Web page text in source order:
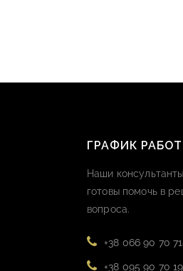
ГРАФИК
Наши
готовы помочь в
вопроса.
+38 066 90 70
+38 095 90 70